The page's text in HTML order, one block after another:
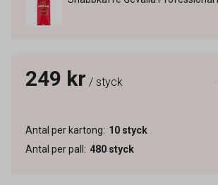
249 kr / styck
Antal per kartong: 10 styck
Antal per pall : 480 styck